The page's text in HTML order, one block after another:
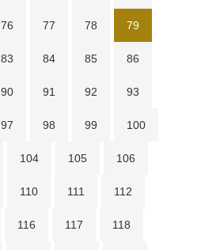
76 77 78 79
83 84 85 86
90 91 92 93
97 98 99 100
104 105 106
110 111 112
116 117 118